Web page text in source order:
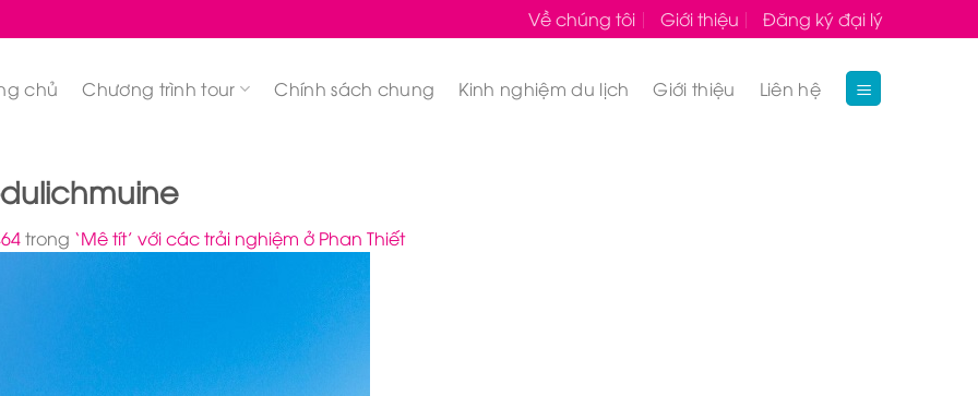
Về chúng tôi Giới thiệu Đăng ký đại lý
chủ Chương trình tour Chính sách chung Kinh nghiệm du lịch Giới thiệu Liên hệ
trong ‘Mê tít’ với các trải nghiệm ở Phan Thiết